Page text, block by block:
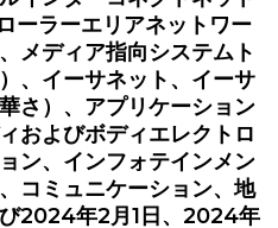
ーラーエリアネットワー
メディア指向システムト
、イーサネット、イーサ
さ）、アプリケーション
およびボディエレクトロ
ン、インフォテインメン
コミュニケーション、地
2024年2月1日、2024年